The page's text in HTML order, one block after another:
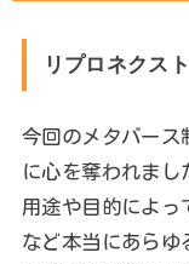
リプロネクス
今回のメタバース
に心を奪われまし
用途や目的によっ
など本当にあらゆ